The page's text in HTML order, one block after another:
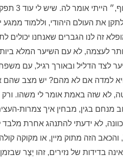
״זה
לתקן את העולם היהודי, וללמוד
זה לנו הגברים שאנחנו יכולים
לעצמה, לא עם השיער המלא
לצד הדליל ובאורך רגיל, עם
למדה אם לא מהם? יש מצב שהם
לא שזה באמת אומר לי משהו.
מנחם בגין, מבחין איך צמרות-
לא ידעתי להתנהג אחרת
והכאב הזה מתוק מיין, או מקוקה
אינה בדידות של נזירים, זהו יֵצֶר